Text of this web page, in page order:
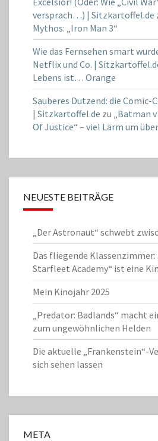
versprach…) | Sitzkartoffel.de
Mythos: „Iron Man 3“
Wie das Fernsehen smart
Netflix und Co. |
Lebens ist… Orange
Sauberes Dutzend: die Comic-
| Sitzkartoffel.de zu „Batman
Of Justice“ – viel Lärm um
NEUESTE BEITRÄGE
„Der Astronaut“ schwebt
Das fliegende Klassenzimmer:
Starfleet Academy“ ist eine
Mein Kinojahr 2025
„Predator: Badlands“ macht
zum ungewöhnlichen Helden
Die aktuelle „Frankenstein“-
sich sehen lassen
META